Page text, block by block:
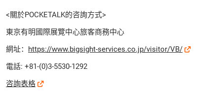
<關於POCKETALK的咨詢方式>
東京有明國際展覽中心旅客商務中心
網址： https://www.bigsight-services.co.jp/visitor/VB/
電話: +81-(0)3-5530-1292
咨詢表格